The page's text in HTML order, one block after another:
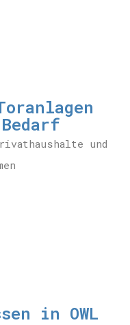
und
in OWL